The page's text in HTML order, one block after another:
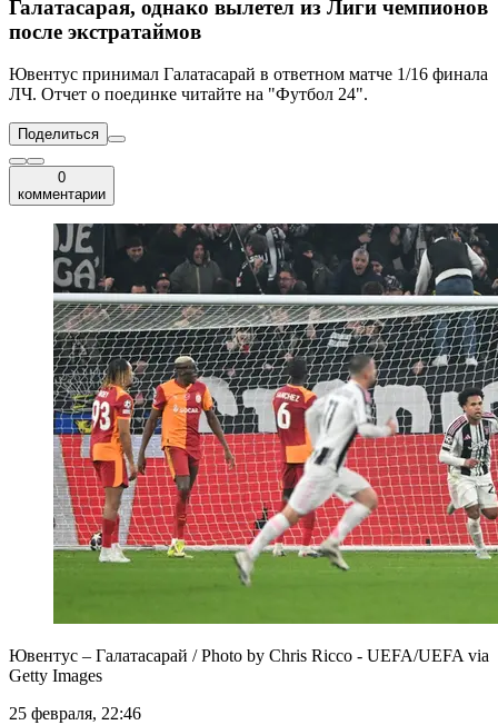
Галатасарая, однако вылетел из Лиги чемпионов
после экстратаймов
Ювентус принимал Галатасарай в ответном матче 1/16 финала
ЛЧ. Отчет о поединке читайте на "Футбол 24".
Поделиться
0
комментарии
Ювентус – Галатасарай / Photo by Chris Ricco - UEFA/UEFA via
Getty Images
25 февраля, 22:46